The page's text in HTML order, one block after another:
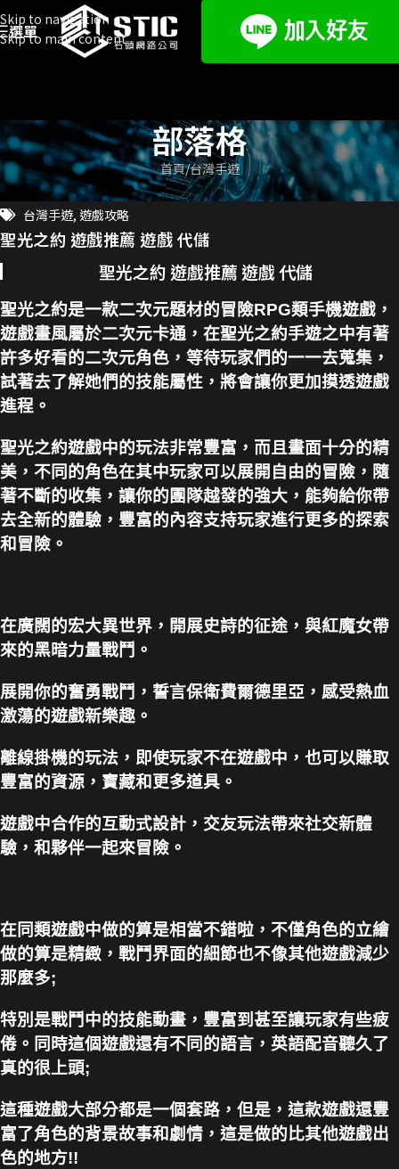
Skip to navigation
Skip to main content
選單
部落格
首頁 台灣手遊
台灣手遊, 遊戲攻略
聖光之約 遊戲推薦 遊戲 代儲
聖光之約 遊戲推薦 遊戲 代儲
聖光之約是一款二次元題材的冒險RPG類手機遊戲，
遊戲畫風屬於二次元卡通，在聖光之約手遊之中有著
許多好看的二次元角色，等待玩家們的一一去蒐集，
試著去了解她們的技能屬性，將會讓你更加摸透遊戲
進程。
聖光之約遊戲中的玩法非常豐富，而且畫面十分的精
美，不同的角色在其中玩家可以展開自由的冒險，隨
著不斷的收集，讓你的團隊越發的強大，能夠給你帶
去全新的體驗，豐富的內容支持玩家進行更多的探索
和冒險。
在廣闊的宏大異世界，開展史詩的征途，與紅魔女帶
來的黑暗力量戰鬥。
展開你的奮勇戰鬥，誓言保衛費爾德里亞，感受熱血
激蕩的遊戲新樂趣。
離線掛機的玩法，即使玩家不在遊戲中，也可以賺取
豐富的資源，寶藏和更多道具。
遊戲中合作的互動式設計，交友玩法帶來社交新體
驗，和夥伴一起來冒險。
在同類遊戲中做的算是相當不錯啦，不僅角色的立繪
做的算是精緻，戰鬥界面的細節也不像其他遊戲減少
那麼多;
特別是戰鬥中的技能動畫，豐富到甚至讓玩家有些疲
倦。同時這個遊戲還有不同的語言，英語配音聽久了
真的很上頭;
這種遊戲大部分都是一個套路，但是，這款遊戲還豐
富了角色的背景故事和劇情，這是做的比其他遊戲出
色的地方!!